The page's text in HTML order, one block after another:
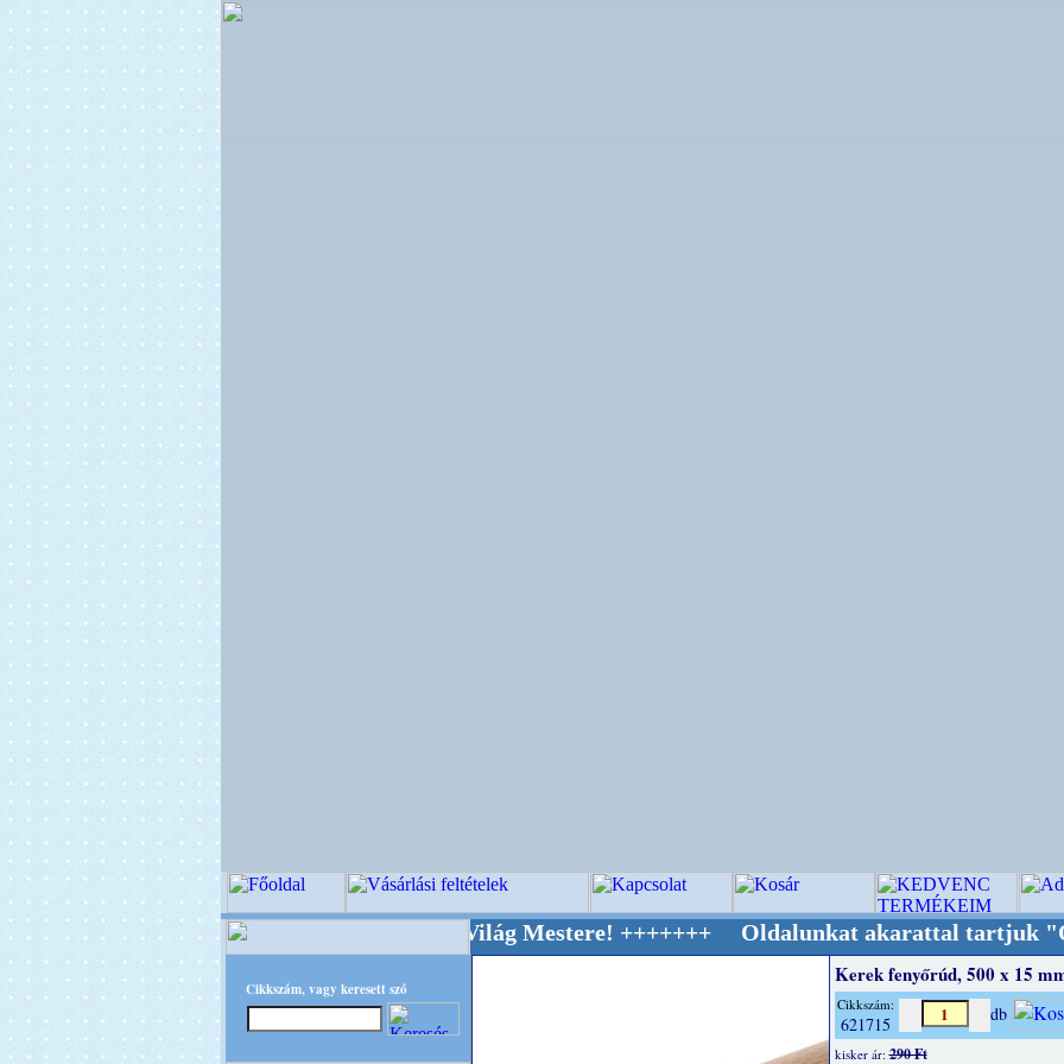
Cikkszám, vagy keresett szó
+++++++ OPITEC - A Kreatív Világ Mestere! +++++++ Oldalunkat akarattal tartjuk "Oldtimer/
Kerek fenyőrúd, 500 x 15
Cikkszám:
621715 db
kisker ár:290 Ft